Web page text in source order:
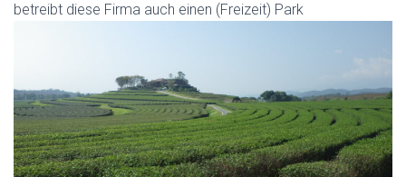
betreibt diese Firma auch einen (Freizeit) Park